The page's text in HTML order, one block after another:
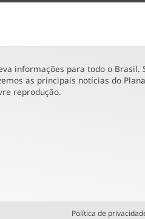
informações para todo o Brasil.
as principais notícias do
reprodução.
Política de